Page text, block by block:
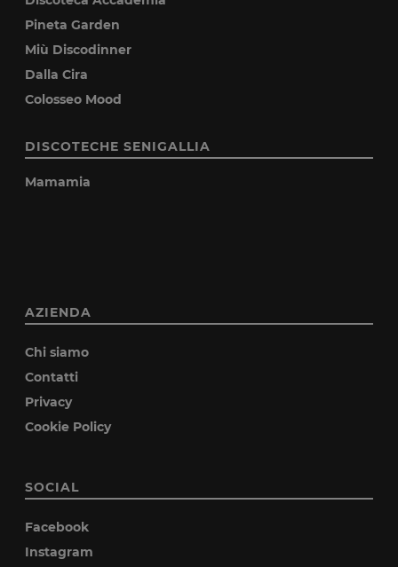
Pineta Garden
Miù Discodinner
Dalla Cira
Colosseo Mood
DISCOTECHE SENIGALLIA
Mamamia
AZIENDA
Chi siamo
Contatti
Privacy
Cookie Policy
SOCIAL
Facebook
Instagram